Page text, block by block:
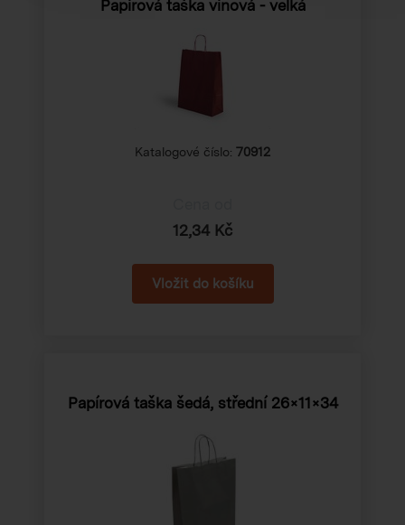
Papírová taška vínová - velká
Katalogové číslo: 70912
12,34 Kč
Papírová taška šedá, střední 26×11×34